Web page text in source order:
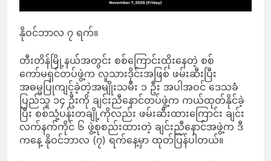
နိုဝင်ဘာလ ၇ ရက်။
တီးတိန်မြို့နယ်အတွင်း စစ်ကြောင်းထိုးနေတဲ့ စစ်
ကော်မရှင်တပ်ဖွဲ့က လူသားဒိုင်းအဖြစ် ဖမ်းဆီးပြီး
အဓမ္မပြုကျင့်ခဲ့တဲ့အမျိုးသမီး ၁ ဦး အပါအဝင် ဒေသခံ
ပြည်သူ ၁၄ ဦးကို ချင်းညီနောင်တပ်ဖွဲ့က ကယ်ထုတ်နိုင်ခဲ့
ပြီး စစ်သုံ့ပန်းတချို့ကိုလည်း ဖမ်းဆီးထားကြောင်း ချင်း
လက်နက်ကိုင် ၆ ဖွဲ့စုစည်းထားတဲ့ ချင်းညီနောင်အဖွဲ့က ဒီ
ကနေ့ နိုဝင်ဘာလ (၇) ရက်နေ့မှာ ထုတ်ပြန်ပါတယ်။